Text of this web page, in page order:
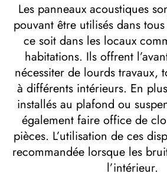
Les panneaux acoustiques
pouvant être utilisés dans
ce soit dans les locaux
habitations. Ils offrent
nécessiter de lourds travaux,
à différents intérieurs. En
installés au plafond ou
également faire office de
pièces. L’utilisation de ces
recommandée lorsque les
l’intérieur.